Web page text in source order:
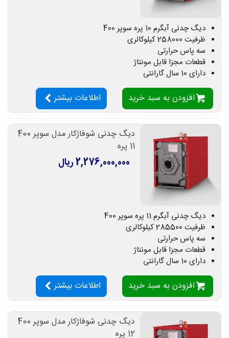
دیگ چدنی آبگرم 10 پره سوپر 400
ظرفیت 258000 کیلوکالری
سه پاس حرارتی
قطعات مجزا قابل مونتاژ
دارای 10 سال گارانتی
افزودن به سبد خرید اطلاعات بیشتر
دیگ چدنی شوفاژکار مدل سوپر 400
11 پره
2,276,000,000 ریال
دیگ چدنی آبگرم 11 پره سوپر 400
ظرفیت 285500 کیلوکالری
سه پاس حرارتی
قطعات مجزا قابل مونتاژ
دارای 10 سال گارانتی
افزودن به سبد خرید اطلاعات بیشتر
دیگ چدنی شوفاژکار مدل سوپر 400
12 پره